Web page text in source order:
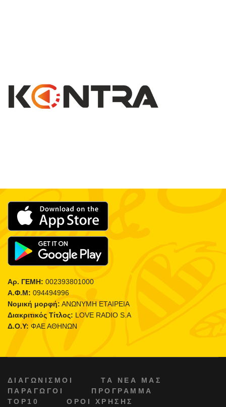
Αρ. ΓΕΜΗ: 002393801000
Α.Φ.Μ: 094494996
Νομική μορφή: ΑΝΩΝΥΜΗ ΕΤΑΙΡΕΙΑ
Διακριτικός Τίτλος: LOVE RADIO S.A
Δ.Ο.Υ: ΦΑΕ ΑΘΗΝΩΝ
ΔΙΑΓΩΝΙΣΜΟΙ
ΤΑ ΝΕΑ ΜΑΣ
ΠΑΡΑΓΩΓΟΙ
ΠΡΟΓΡΑΜΜΑ
TOP10
ΟΡΟΙ ΧΡΗΣΗΣ